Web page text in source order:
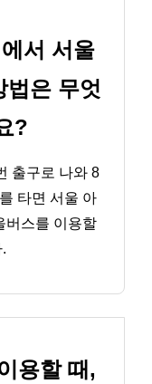
서 서울
법은 무엇
?
출구로 나와 8
타면 서울 아
버스를 이용할
용할 때,